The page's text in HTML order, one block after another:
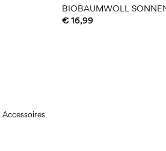
BIOBAUMWOLL
€ 16,99
Accessoires